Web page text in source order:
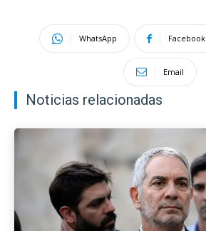
WhatsApp Facebook
Email
Noticias relacionadas